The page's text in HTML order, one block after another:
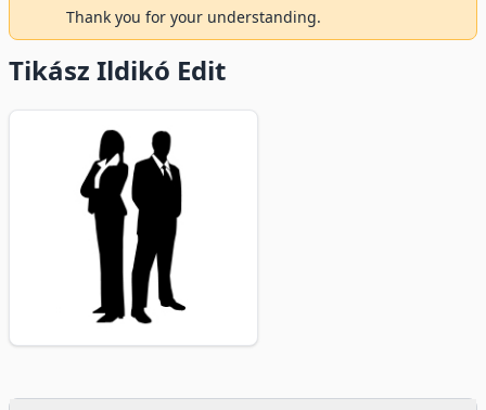
Thank you for your understanding.
Tikász Ildikó Edit